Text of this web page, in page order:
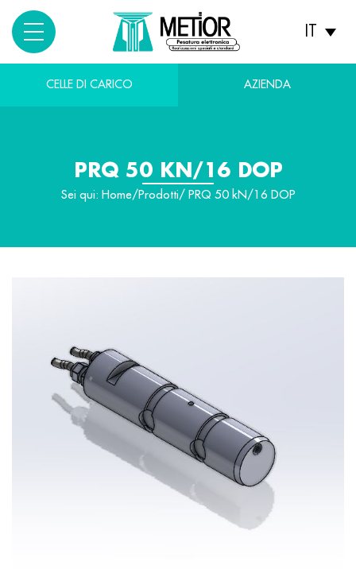
CELLE DI CARICO AZIENDA
PRQ 50 KN/16 DOP
Sei qui: Home/ Prodotti/ PRQ 50 kN/16 DOP